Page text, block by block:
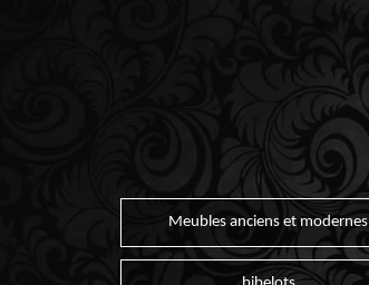
Meubles anciens et modernes